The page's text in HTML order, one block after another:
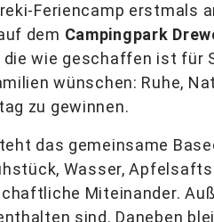
Feriencamp erstmals
dem Campingpark
die wie geschaffen ist
wünschen: Ruhe,
zu gewinnen.
das gemeinsame
Wasser,
Miteinander.
sind. Daneben